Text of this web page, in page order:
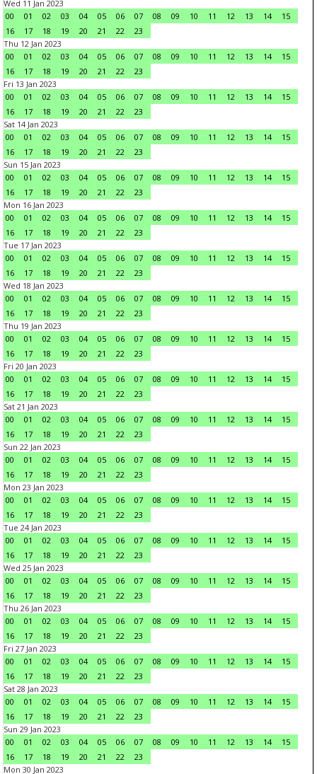
Wed 11 Jan 2023
00
01 02 03 04 05 06 07 08 09 10 11 12 13 14
15
16
17 18 19 20 21 22
23
Thu 12 Jan 2023
00
01 02 03 04 05 06 07 08 09 10 11 12 13 14
15
16
17 18 19 20 21 22
23
Fri 13 Jan 2023
00
01 02 03 04 05 06 07 08 09 10 11 12 13 14
15
16
17 18 19 20 21 22
23
Sat 14 Jan 2023
00
01 02 03 04 05 06 07 08 09 10 11 12 13 14
15
16
17 18 19 20 21 22
23
Sun 15 Jan 2023
00
01 02 03 04 05 06 07 08 09 10 11 12 13 14
15
16
17 18 19 20 21 22
23
Mon 16 Jan 2023
00
01 02 03 04 05 06 07 08 09 10 11 12 13 14
15
16
17 18 19 20 21 22
23
Tue 17 Jan 2023
00
01 02 03 04 05 06 07 08 09 10 11 12 13 14
15
16
17 18 19 20 21 22
23
Wed 18 Jan 2023
00
01 02 03 04 05 06 07 08 09 10 11 12 13 14
15
16
17 18 19 20 21 22
23
Thu 19 Jan 2023
00
01 02 03 04 05 06 07 08 09 10 11 12 13 14
15
16
17 18 19 20 21 22
23
Fri 20 Jan 2023
00
01 02 03 04 05 06 07 08 09 10 11 12 13 14
15
16
17 18 19 20 21 22
23
Sat 21 Jan 2023
00
01 02 03 04 05 06 07 08 09 10 11 12 13 14
15
16
17 18 19 20 21 22
23
Sun 22 Jan 2023
00
01 02 03 04 05 06 07 08 09 10 11 12 13 14
15
16
17 18 19 20 21 22
23
Mon 23 Jan 2023
00
01 02 03 04 05 06 07 08 09 10 11 12 13 14
15
16
17 18 19 20 21 22
23
Tue 24 Jan 2023
00
01 02 03 04 05 06 07 08 09 10 11 12 13 14
15
16
17 18 19 20 21 22
23
Wed 25 Jan 2023
00
01 02 03 04 05 06 07 08 09 10 11 12 13 14
15
16
17 18 19 20 21 22
23
Thu 26 Jan 2023
00
01 02 03 04 05 06 07 08 09 10 11 12 13 14
15
16
17 18 19 20 21 22
23
Fri 27 Jan 2023
00
01 02 03 04 05 06 07 08 09 10 11 12 13 14
15
16
17 18 19 20 21 22
23
Sat 28 Jan 2023
00
01 02 03 04 05 06 07 08 09 10 11 12 13 14
15
16
17 18 19 20 21 22
23
Sun 29 Jan 2023
00
01 02 03 04 05 06 07 08 09 10 11 12 13 14
15
16
17 18 19 20 21 22
23
Mon 30 Jan 2023